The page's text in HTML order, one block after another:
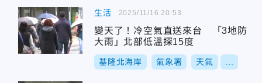
生活
變天了！冷空氣直送來台 「3地防
大雨」北部低溫探15度
基隆北海岸 氣象署 天氣
2025/11/16 20:53